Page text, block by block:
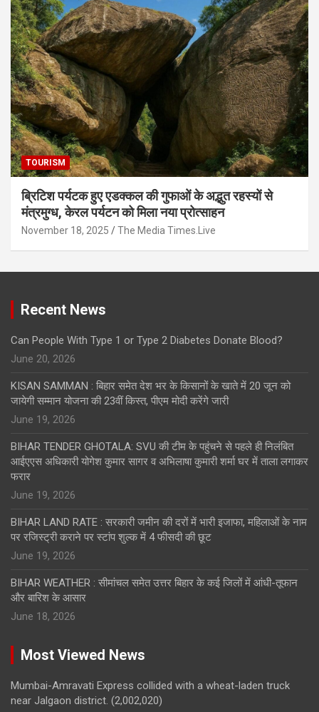
TOURISM
ब्रिटिश पर्यटक हुए एडक्कल की गुफाओं के अद्भुत रहस्यों से
मंत्रमुग्ध, केरल पर्यटन को मिला नया प्रोत्साहन
November 18, 2025 The Media Times.Live
Recent News
Can People With Type 1 or Type 2 Diabetes Donate Blood?
June 20, 2026
KISAN SAMMAN : बिहार समेत देश भर के किसानों के खाते में 20 जून को
जायेगी सम्मान योजना की 23वीं किस्त, पीएम मोदी करेंगे जारी
June 19, 2026
BIHAR TENDER GHOTALA: SVU की टीम के पहुंचने से पहले ही निलंबित
आईएएस अधिकारी योगेश कुमार सागर व अभिलाषा कुमारी शर्मा घर में ताला लगाकर
फरार
June 19, 2026
BIHAR LAND RATE : सरकारी जमीन की दरों में भारी इजाफा, महिलाओं के नाम
पर रजिस्ट्री कराने पर स्टांप शुल्क में 4 फीसदी की छूट
June 19, 2026
BIHAR WEATHER : सीमांचल समेत उत्तर बिहार के कई जिलों में आंधी-तूफान
और बारिश के आसार
June 18, 2026
Most Viewed News
Mumbai-Amravati Express collided with a wheat-laden truck
near Jalgaon district. (2,002,020)